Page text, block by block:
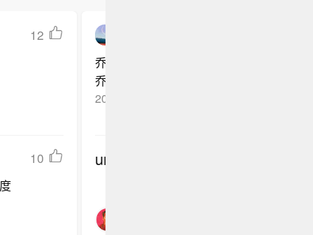
12
10
乔丹要是复出上场随便拿点分 哪怕失误
乔丹开口相信不少球队会给他个短约 然
2026-02-13
undefined